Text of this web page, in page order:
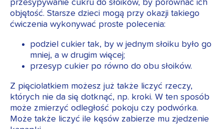
przesypywanie cukru do słoików, by porównać ich
objętość. Starsze dzieci mogą przy okazji takiego
ćwiczenia wykonywać proste polecenia:
podziel cukier tak, by w jednym słoiku było go
mniej, a w drugim więcej;
przesyp cukier po równo do obu słoików.
Z pięciolatkiem możesz już także liczyć rzeczy,
których nie da się dotknąć, np. kroki. W ten sposób
może zmierzyć odległość pokoju czy podwórka.
Może także liczyć ile kęsów zabierze mu zjedzenie